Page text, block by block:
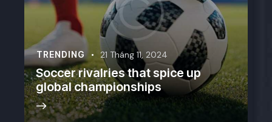
TRENDING 21 Tháng 11, 2024
Soccer rivalries that spice up
global championships